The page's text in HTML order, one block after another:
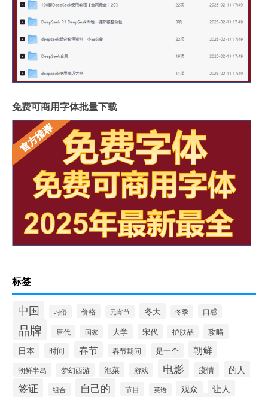
免费可商用字体批量下载
标签
中国 习俗 价格 元宵节 冬天 冬季 口感
品牌 唐代 国家 大学 宋代 护肤品 攻略
日本 时间 春节 春节期间 是一个 朝鲜
朝鲜半岛 梦幻西游 泡菜 游戏 电影 疫情 的人
签证 组合 自己的 节目 英语 观众 让人